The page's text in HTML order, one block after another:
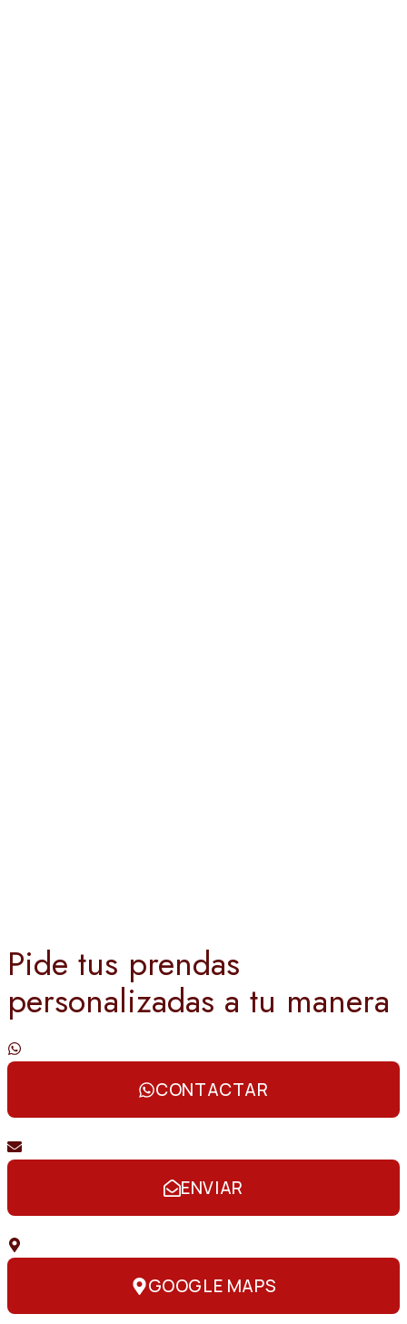
Pide tus prendas
personalizadas a tu manera
CONTACTAR
ENVIAR
GOOGLE MAPS